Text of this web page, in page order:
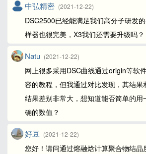
中弘精密 (2021-12-22)
DSC2500已经能满足我们高分子研发
样器也很完美，X3我们还需要升级吗？
Natu (2021-12-22)
网上很多采用DSC曲线通过origin等软
容的教程，但我通过对比发现，其结果
结果差别非常大，想知道能否简单的
确的数值？
好豆 (2021-12-22)
您好！请问通过熔融焓计算聚合物结